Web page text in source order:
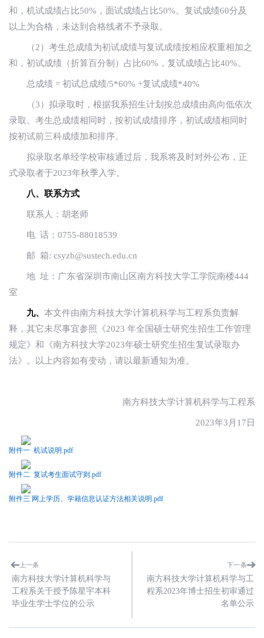
和，机试成绩占比50%，面试成绩占比50%。复试成绩60分及
以上为合格，未达到合格线者不予录取。
（2）考生总成绩为初试成绩与复试成绩按相应权重相加之
和，初试成绩（折算百分制）占比60%，复试成绩占比40%。
总成绩 = 初试总成绩/5*60% +复试成绩*40%
（3）拟录取时，根据我系招生计划按总成绩由高向低依次
录取。考生总成绩相同时，按初试成绩排序，初试成绩相同时
按初试前三科成绩加和排序。
拟录取名单经学校审核通过后，我系将及时对外公布，正
式录取者于2023年秋季入学。
八、联系方式
联系人：胡老师
电 话：0755-88018539
邮 箱: csyzb@sustech.edu.cn
地 址：广东省深圳市南山区南方科技大学工学院南楼444
室
九、 本文件由南方科技大学计算机科学与工程系负责解
释，其它未尽事宜参照《2023 年全国硕士研究生招生工作管理
规定》和《南方科技大学2023年硕士研究生招生复试录取办
法》。以上内容如有变动，请以最新通知为准。
南方科技大学计算机科学与工程系
2023年3月17日
附件一 机试说明.pdf
附件二 复试考生面试守则.pdf
附件三 网上学历、学籍信息认证方法相关说明.pdf
上一条
南方科技大学计算机科学与
工程系关于授予陈星宇本科
毕业生学士学位的公示
下一条
南方科技大学计算机科学与工
程系2023年博士招生初审通过
名单公示